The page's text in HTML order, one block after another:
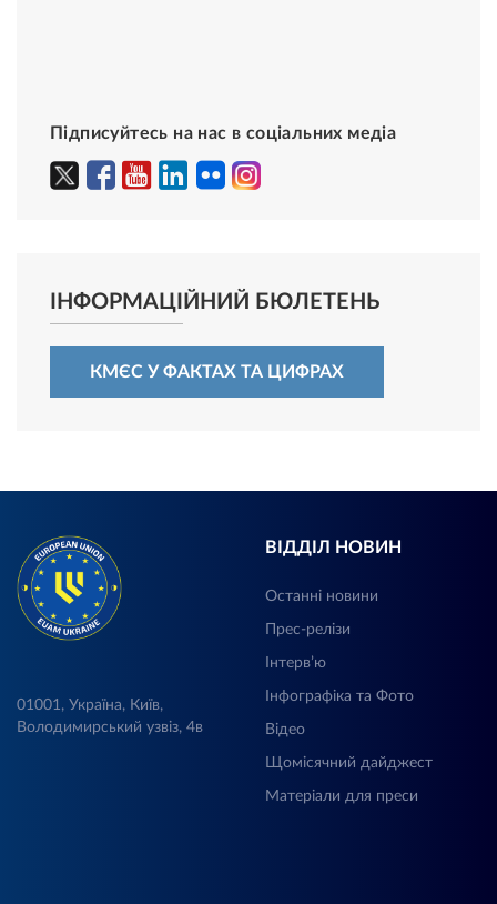
Підписуйтесь на нас в соціальних медіа
ІНФОРМАЦІЙНИЙ БЮЛЕТЕНЬ
КМЄС У ФАКТАХ ТА ЦИФРАХ
01001, Україна, Київ,
Володимирський узвіз, 4в
ВІДДІЛ НОВИН
Останні новини
Прес-релізи
Інтерв’ю
Інфографіка та Фото
Відео
Щомісячний дайджест
Матеріали для преси